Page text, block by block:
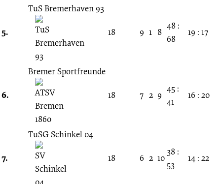
5.
TuS Bremerhaven 93
18 9 1 8
48 :
68
19 : 17
6.
Bremer Sportfreunde
18 7 2 9
45 :
41
16 : 20
7.
TuSG Schinkel 04
18 6 2 10
38 :
53
14 : 22